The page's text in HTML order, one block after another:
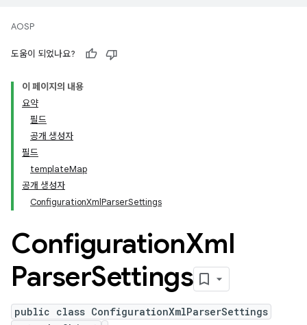
AOSP
도움이 되었나요?
이 페이지의 내용
요약
필드
공개 생성자
필드
templateMap
공개 생성자
ConfigurationXmlParserSettings
ConfigurationXml
ParserSettings
public class ConfigurationXmlParserSettings